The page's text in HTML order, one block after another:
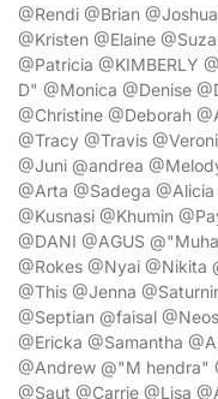
@Rendi @Brian
@Kristen @Elaine
@Patricia @KIMBERLY
D" @Monica @Denise
@Christine @Deborah
@Tracy @Travis
@Juni @andrea
@Arta @Sadega
@Kusnasi @Khumin
@DANI @AGUS
@Rokes @Nyai @Nikita
@This @Jenna
@Septian @faisal
@Ericka @Samantha
@Andrew @"M hendra"
@Saut @Carrie @Lisa